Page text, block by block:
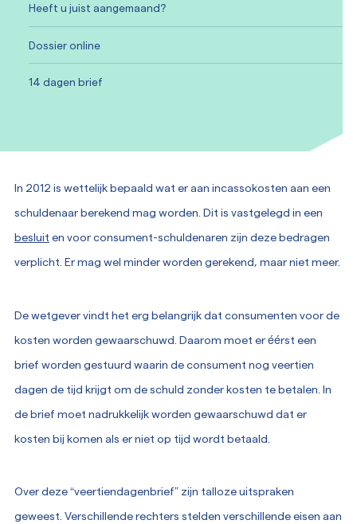
Heeft u juist aangemaand?
Dossier online
14 dagen brief
In 2012 is wettelijk bepaald wat er aan incassokosten aan een
schuldenaar berekend mag worden. Dit is vastgelegd in een
besluit en voor consument-schuldenaren zijn deze bedragen
verplicht. Er mag wel minder worden gerekend, maar niet meer.
De wetgever vindt het erg belangrijk dat consumenten voor de
kosten worden gewaarschuwd. Daarom moet er éérst een
brief worden gestuurd waarin de consument nog veertien
dagen de tijd krijgt om de schuld zonder kosten te betalen. In
de brief moet nadrukkelijk worden gewaarschuwd dat er
kosten bij komen als er niet op tijd wordt betaald.
Over deze “veertiendagenbrief” zijn talloze uitspraken
geweest. Verschillende rechters stelden verschillende eisen aan